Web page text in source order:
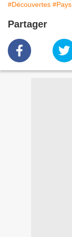
#Découvertes #Pays
Partager